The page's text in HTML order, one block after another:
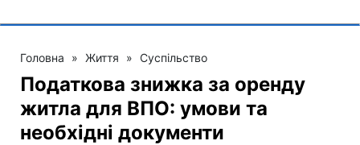
Головна » Життя » Суспільство
Податкова знижка за оренду
житла для ВПО: умови та
необхідні документи